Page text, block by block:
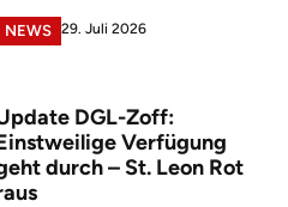
NEWS 29. Juli 2026
DGL-Zoff:
Verfügung
durch – St. Leon Rot